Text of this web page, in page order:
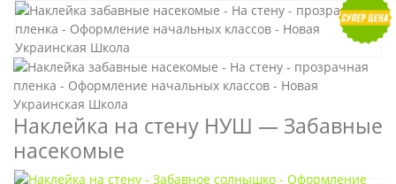
Наклейка на стену НУШ — Забавные
насекомые